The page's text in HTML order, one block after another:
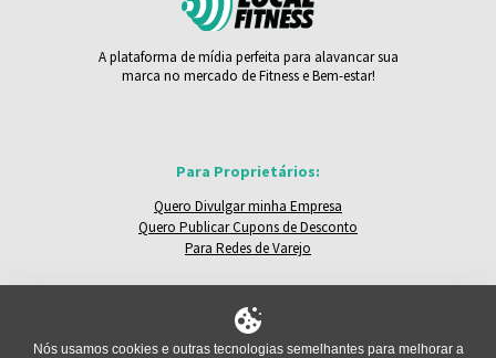
A plataforma de mídia perfeita para alavancar sua
marca no mercado de Fitness e Bem-estar!
Para Proprietários:
Quero Divulgar minha Empresa
Quero Publicar Cupons de Desconto
Para Redes de Varejo
LocalFitness:
Locais e Empresas
Nós usamos cookies e outras tecnologias semelhantes para melhorar a